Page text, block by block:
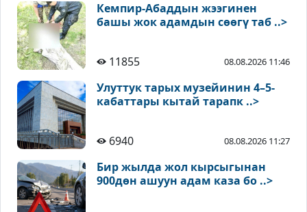
Кемпир-Абаддын жээгинен
башы жок адамдын сөөгү таб ..>
11855 08.08.2026 11:46
Улуттук тарых музейинин 4–5-
кабаттары кытай тарапк ..>
6940 08.08.2026 11:27
Бир жылда жол кырсыгынан
900дөн ашуун адам каза бо ..>